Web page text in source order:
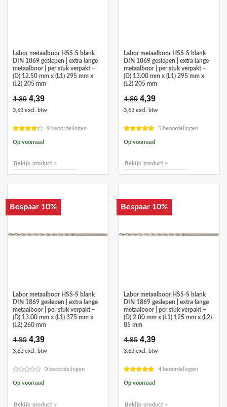
Labor metaalboor HSS-S blank
DIN 1869 geslepen | extra lange
metaalboor | per stuk verpakt –
(D) 12.50 mm x (L1) 295 mm x
(L2) 205 mm
4,89 Oorspronkelijke
prijs
was:
4,39Huidige
is:
3,63 excl. btw
9 beoordelingen
Op voorraad
Bekijk product >
Labor metaalboor HSS-S blank
DIN 1869 geslepen | extra lange
metaalboor | per stuk verpakt –
(D) 13.00 mm x (L1) 295 mm x
(L2) 205 mm
4,89 Oorspronkelijke
prijs
was:
4,39Huidige
is:
3,63 excl. btw
5 beoordelingen
Op voorraad
Bekijk product >
Bespaar 10%
Labor metaalboor HSS-S blank
DIN 1869 geslepen | extra lange
metaalboor | per stuk verpakt –
(D) 13.00 mm x (L1) 375 mm x
(L2) 260 mm
4,89 Oorspronkelijke
prijs
was:
4,39Huidige
is:
3,63 excl. btw
0 beoordelingen
Op voorraad
Bekijk product >
Bespaar 10%
Labor metaalboor HSS-S blank
DIN 1869 geslepen | extra lange
metaalboor | per stuk verpakt –
(D) 2.00 mm x (L1) 125 mm x (L2)
85 mm
4,89 Oorspronkelijke
prijs
was:
4,39Huidige
is:
3,63 excl. btw
4 beoordelingen
Op voorraad
Bekijk product >